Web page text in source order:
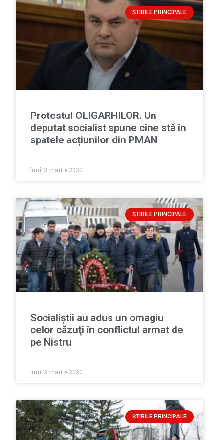
ȘTIRILE PRINCIPALE
Protestul OLIGARHILOR. Un
deputat socialist spune cine stă în
spatele acțiunilor din PMAN
luni, 2 martie 2020
ȘTIRILE PRINCIPALE
Socialiștii au adus un omagiu
celor căzuţi în conflictul armat de
pe Nistru
luni, 2 martie 2020
ȘTIRILE PRINCIPALE